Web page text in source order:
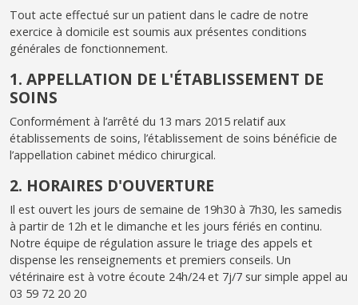
Tout acte effectué sur un patient dans le cadre de notre
exercice à domicile est soumis aux présentes conditions
générales de fonctionnement.
1. APPELLATION DE L'ÉTABLISSEMENT DE
SOINS
Conformément à l’arrêté du 13 mars 2015 relatif aux
établissements de soins, l’établissement de soins bénéficie de
l’appellation cabinet médico chirurgical.
2. HORAIRES D'OUVERTURE
Il est ouvert les jours de semaine de 19h30 à 7h30, les samedis
à partir de 12h et le dimanche et les jours fériés en continu.
Notre équipe de régulation assure le triage des appels et
dispense les renseignements et premiers conseils. Un
vétérinaire est à votre écoute 24h/24 et 7j/7 sur simple appel au
03 59 72 20 20